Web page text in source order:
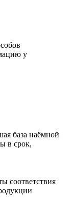
у
база наёмной
в срок,
соответствия